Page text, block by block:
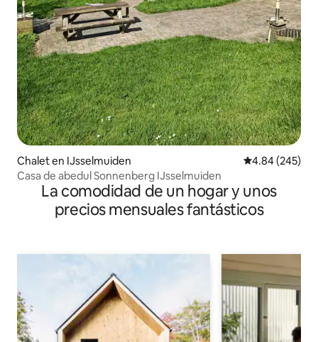
Chalet en IJsselmuiden Calificación
4.84 (245)
Casa de abedul Sonnenberg IJsselmuiden
La comodidad de un hogar y unos
precios mensuales fantásticos